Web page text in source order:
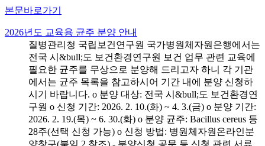
본문바로가기
2026년도 교육용 균주 분양 안내
질병관리청 국립보건연구원 국가병원체자원은행에서는
전국 시&bull;도 보건환경연구원 보건 업무 관련 교육에
필요한 균주를 무상으로 분양해 드리고자 하니 각 기관
에서는 균주 목록을 참고하시어 기간 내에 분양 신청하
시기 바랍니다. o 분양 대상: 전국 시&bull;도 보건환경연
구원 o 신청 기간: 2026. 2. 10.(화) ~ 4. 3.(금) o 분양 기간:
2026. 2. 19.(목) ~ 6. 30.(화) o 분양 균주: Bacillus cereus 등
28주(선택 신청 가능) o 신청 방법: 병원체자원온라인분
양창구(붙임 2 참조) - 분양신청 공문 등 신청 관련 서류